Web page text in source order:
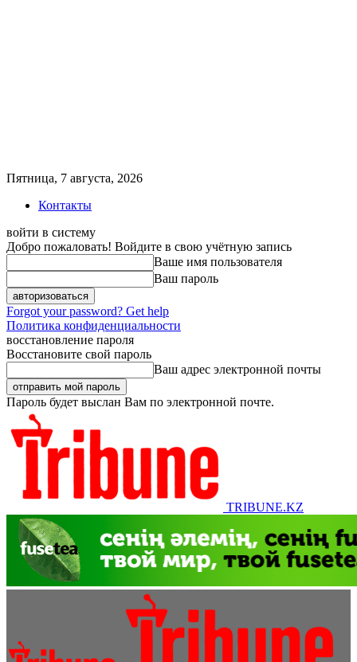
Пятница, 7 августа, 2026
Контакты
войти в систему
Добро пожаловать! Войдите в свою учётную запись
Ваше имя пользователя
Ваш пароль
Forgot your password? Get help
Политика конфиденциальности
восстановление пароля
Восстановите свой пароль
Ваш адрес электронной почты
Пароль будет выслан Вам по электронной почте.
TRIBUNE.KZ